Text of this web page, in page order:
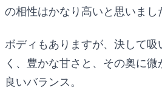
の相性はかなり高いと思いまし
ボディもありますが、決して
く、豊かな甘さと、その奥に
良いバランス。